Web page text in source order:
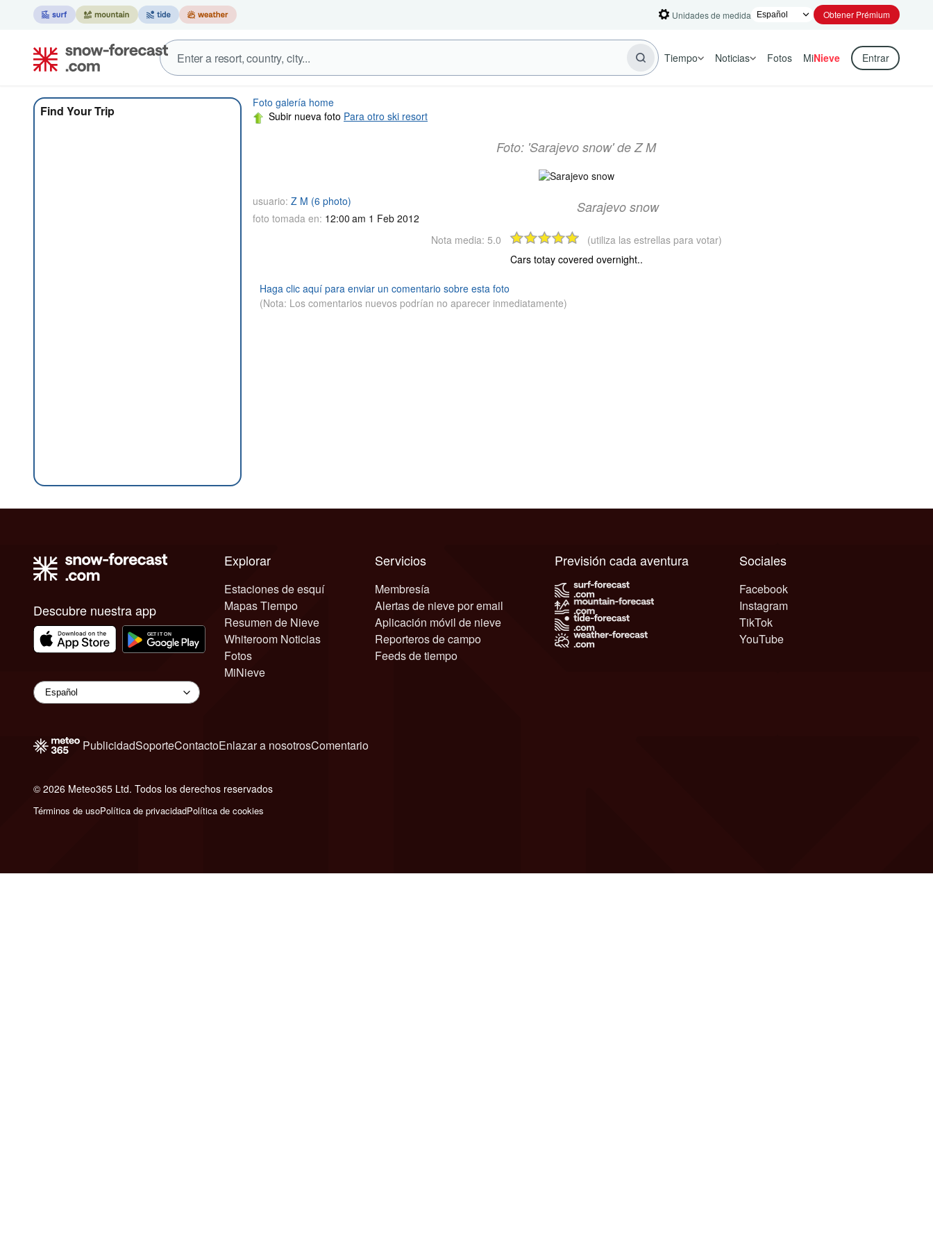
Unidades de medida Obtener Prémium
Tiempo Noticias Fotos MiNieve Entrar
Find Your Trip
Foto galería home
Subir nueva foto Para otro ski resort
Foto: 'Sarajevo snow' de Z M
usuario: Z M (6 photo)
foto tomada en: 12:00 am 1 Feb 2012
Sarajevo snow
Nota media: 5.0
(utiliza las estrellas para votar)
Cars totay covered overnight..
Haga clic aquí para enviar un comentario sobre esta foto
(Nota: Los comentarios nuevos podrían no aparecer inmediatamente)
Descubre nuestra app
Explorar
Estaciones de esquí
Mapas Tiempo
Resumen de Nieve
Whiteroom Noticias
Fotos
MiNieve
Servicios
Membresía
Alertas de nieve por email
Aplicación móvil de nieve
Reporteros de campo
Feeds de tiempo
Sociales
Facebook
Instagram
TikTok
YouTube
Previsión cada aventura
PublicidadSoporteContactoEnlazar a nosotrosComentario
© 2026 Meteo365 Ltd. Todos los derechos reservados
Términos de usoPolítica de privacidadPolítica de cookies